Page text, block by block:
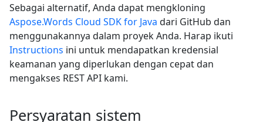
Sebagai alternatif, Anda dapat mengkloning
Aspose.Words Cloud SDK for Java dari GitHub dan
menggunakannya dalam proyek Anda. Harap ikuti
Instructions ini untuk mendapatkan kredensial
keamanan yang diperlukan dengan cepat dan
mengakses REST API kami.
Persyaratan sistem